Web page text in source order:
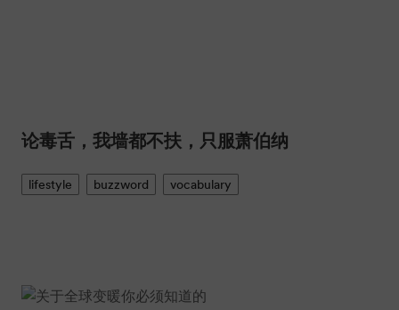
论毒舌，我墙都不扶，只服萧伯纳
lifestyle buzzword vocabulary